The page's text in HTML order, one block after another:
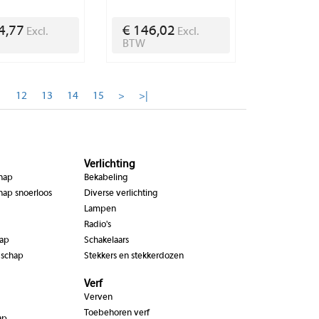
Excl. € 146,02 Excl.
BTW
12 13 14 15 > >|
snoerloos
Verlichting
Bekabeling
Diverse verlichting
Lampen
Radio's
Schakelaars
Stekkers en stekkerdozen
Verf
Verven
Toebehoren verf